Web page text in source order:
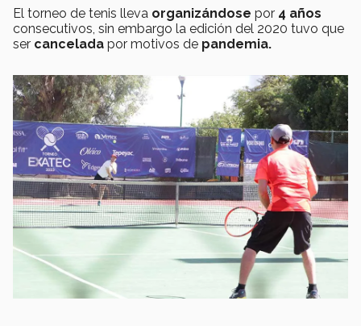
El torneo de tenis lleva organizándose por 4 años
consecutivos, sin embargo la edición del 2020 tuvo que
ser cancelada por motivos de pandemia.